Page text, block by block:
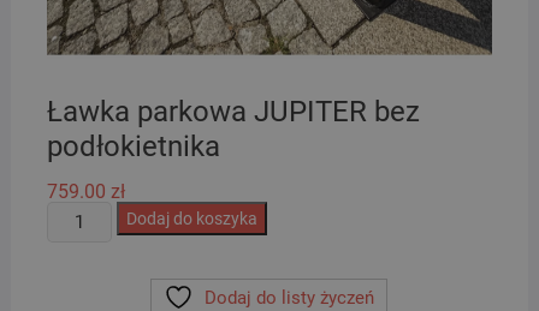
Ławka parkowa JUPITER bez
podłokietnika
759.00 zł
ilość
Dodaj do koszyka
Dodaj do listy życzeń